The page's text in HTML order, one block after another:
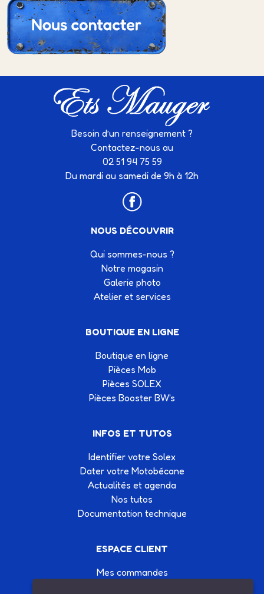
Besoin d’un renseignement ?
Contactez-nous au
02 51 94 75 59
Du mardi au samedi de 9h à 12h
NOUS DÉCOUVRIR
Qui sommes-nous ?
Notre magasin
Galerie photo
Atelier et services
BOUTIQUE EN LIGNE
Boutique en ligne
Pièces Mob
Pièces SOLEX
Pièces Booster BW's
INFOS ET TUTOS
Identifier votre Solex
Dater votre Motobécane
Actualités et agenda
Nos tutos
Documentation technique
ESPACE CLIENT
Mes commandes